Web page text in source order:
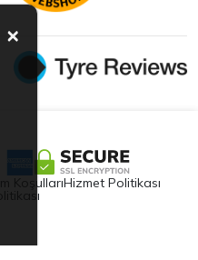
KoşullarıHizmet Politikası
×